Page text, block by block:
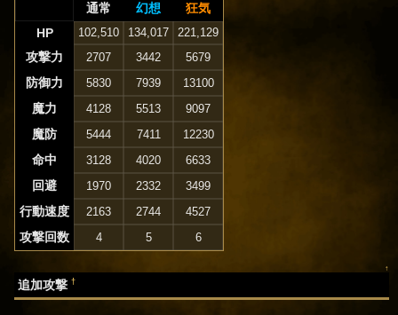
通常 幻想
狂気
HP
102,510 134,017 221,129
攻撃力 2707 3442 5679
防御力 5830 7939 13100
魔力 4128 5513 9097
魔防 5444 7411 12230
命中 3128 4020 6633
回避 1970 2332 3499
行動速度 2163 2744 4527
攻撃回数 4 5 6
↑
追加攻撃†